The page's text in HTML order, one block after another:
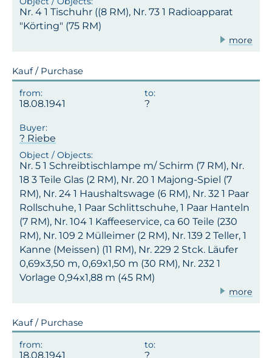
Nr. 4 1 Tischuhr ((8 RM), Nr. 73 1 Radioapparat
"Körting" (75 RM)
more
Kauf / Purchase
18.08.1941
? Riebe
Nr. 5 1 Schreibtischlampe m/ Schirm (7 RM), Nr.
18 3 Teile Glas (2 RM), Nr. 20 1 Majong-Spiel (7
RM), Nr. 24 1 Haushaltswage (6 RM), Nr. 32 1 Paar
Rollschuhe, 1 Paar Schlittschuhe, 1 Paar Hanteln
(7 RM), Nr. 104 1 Kaffeeservice, ca 60 Teile (230
RM), Nr. 109 2 Mülleimer (2 RM), Nr. 139 2 Teller, 1
Kanne (Meissen) (11 RM), Nr. 229 2 Stck. Läufer
0,69x3,50 m, 0,69x1,50 m (30 RM), Nr. 232 1
Vorlage 0,94x1,88 m (45 RM)
more
Kauf / Purchase
18.08.1941